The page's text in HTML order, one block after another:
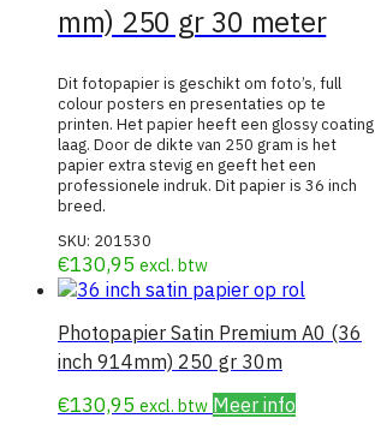
mm) 250 gr 30 meter
Dit fotopapier is geschikt om foto’s, full
colour posters en presentaties op te
printen. Het papier heeft een glossy coating
laag. Door de dikte van 250 gram is het
papier extra stevig en geeft het een
professionele indruk. Dit papier is 36 inch
breed.
SKU: 201530
€130,95 excl. btw
Photopapier Satin Premium A0 (36
inch 914mm) 250 gr 30m
€130,95 excl. btw Meer info